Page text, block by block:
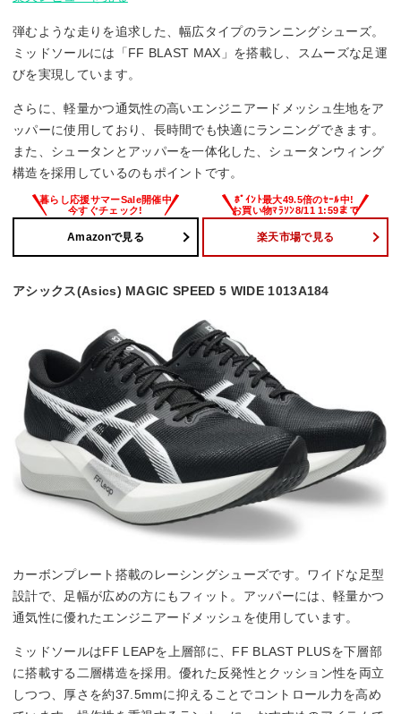
弾むような走りを追求した、幅広タイプのランニングシューズ。
ミッドソールには「FF BLAST MAX」を搭載し、スムーズな足運
びを実現しています。
さらに、軽量かつ通気性の高いエンジニアードメッシュ生地をア
ッパーに使用しており、長時間でも快適にランニングできます。
また、シュータンとアッパーを一体化した、シュータンウィング
構造を採用しているのもポイントです。
Amazonで見る 楽天市場で見る
アシックス(Asics) MAGIC SPEED 5 WIDE 1013A184
カーボンプレート搭載のレーシングシューズです。ワイドな足型
設計で、足幅が広めの方にもフィット。アッパーには、軽量かつ
通気性に優れたエンジニアードメッシュを使用しています。
ミッドソールはFF LEAPを上層部に、FF BLAST PLUSを下層部
に搭載する二層構造を採用。優れた反発性とクッション性を両立
しつつ、厚さを約37.5mmに抑えることでコントロール力を高め